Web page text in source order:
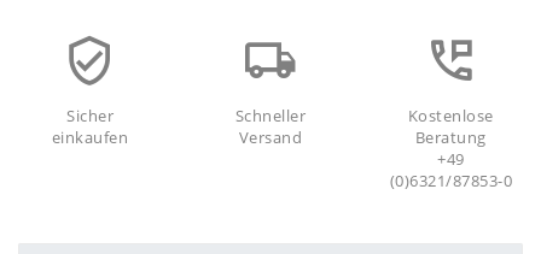
Sicher
einkaufen
Schneller
Versand
Kostenlose
Beratung
+49
(0)6321/87853-0